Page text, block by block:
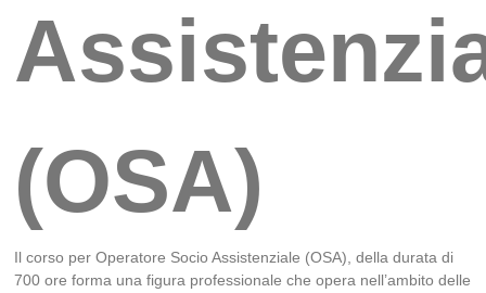
(OSA)
Il corso per Operatore Socio Assistenziale (OSA), della durata di
700 ore forma una figura professionale che opera nell’ambito delle